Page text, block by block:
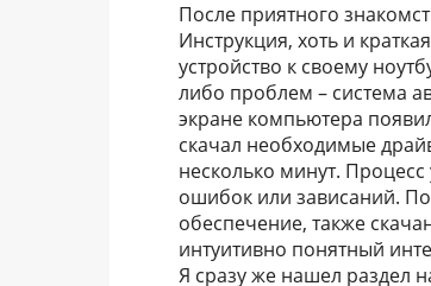
После приятного
Инструкция, хоть и
устройство к своему
либо проблем – система
экране компьютера
скачал необходимые
несколько минут.
ошибок или зависаний.
обеспечение, также
интуитивно понятный
Я сразу же нашел раздел